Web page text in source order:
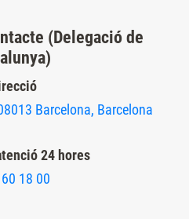
(Delegació de
Barcelona, ​​Barcelona
24 hores
18 00